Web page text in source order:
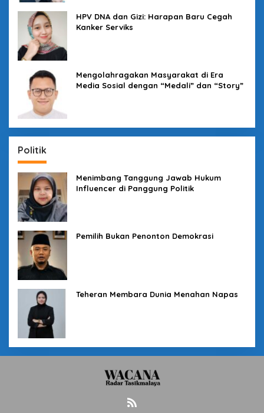
HPV DNA dan Gizi: Harapan Baru Cegah
Kanker Serviks
Mengolahragakan Masyarakat di Era
Media Sosial dengan “Medali” dan “Story”
Politik
Menimbang Tanggung Jawab Hukum
Influencer di Panggung Politik
Pemilih Bukan Penonton Demokrasi
Teheran Membara Dunia Menahan Napas